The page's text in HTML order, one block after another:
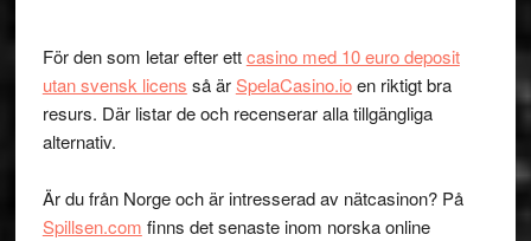
För den som letar efter ettcasino med 10 euro deposit
utan svensk licens så ärSpelaCasino.ioen riktigt bra
resurs. Där listar de och recenserar alla tillgängliga
alternativ.
Är du från Norge och är intresserad av nätcasinon? På
Spillsen.com finns det senaste inom norska online